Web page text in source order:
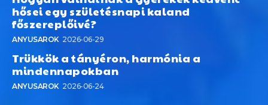
hősei egy születésnapi kaland
főszereplőivé?
ANYUSAROK 2026-06-29
Trükkök a tányéron, harmónia a
mindennapokban
ANYUSAROK 2026-06-24